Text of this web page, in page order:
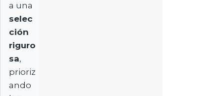
a una
selec
ción
riguro
sa,
prioriz
ando